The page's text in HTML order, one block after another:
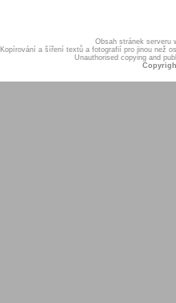
Obsah stránek serveru
Kopírování a šíření textů a fotografií pro jinou než
Unauthorised copying and